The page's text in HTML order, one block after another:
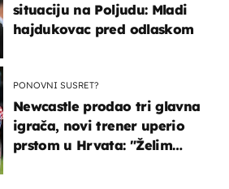
situaciju na Poljudu: Mladi
hajdukovac pred odlaskom
PONOVNI SUSRET?
Newcastle prodao tri glavna
igrača, novi trener uperio
prstom u Hrvata: "Želim